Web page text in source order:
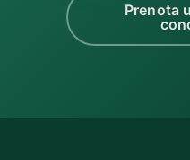
Prenota